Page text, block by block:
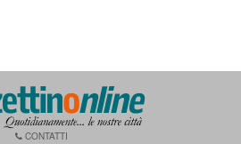
CONTATTI